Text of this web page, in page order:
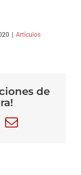
Artículos
de
PinterestCorreo